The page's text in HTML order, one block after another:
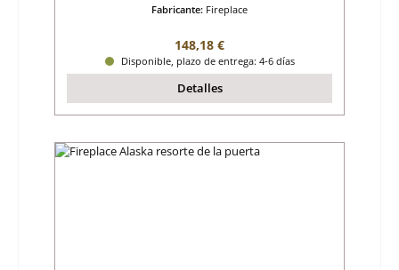
Fabricante: Fireplace
Precio normal:
148,18 €
Disponible, plazo de entrega: 4-6 días
Detalles